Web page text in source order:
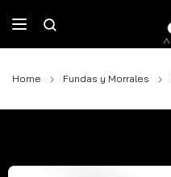
Home Fundas y Morrales